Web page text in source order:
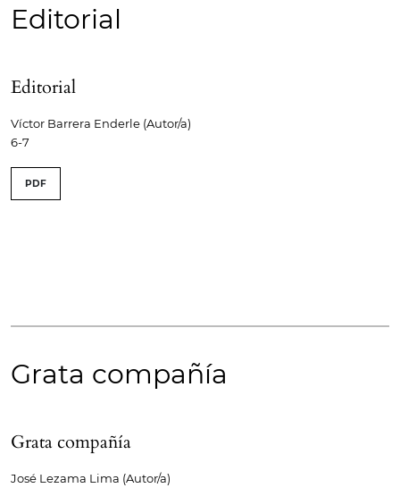
Editorial
Editorial
Víctor Barrera Enderle (Autor/a)
6-7
PDF
Grata compañía
Grata compañía
José Lezama Lima (Autor/a)